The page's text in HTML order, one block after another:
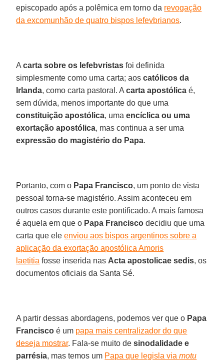
episcopado após a polêmica em torno da revogação
da excomunhão de quatro bispos lefevbrianos.
Acarta sobre os lefebvristas foi definida
simplesmente como uma carta; aoscatólicos da
Irlanda, como carta pastoral. Acarta apostólica é,
sem dúvida, menos importante do que uma
constituição apostólica, umaencíclica ou uma
exortação apostólica, mas continua a ser uma
expressão do magistério do Papa.
Portanto, com o Papa Francisco, um ponto de vista
pessoal torna-se magistério. Assim aconteceu em
outros casos durante este pontificado. A mais famosa
é aquela em que o Papa Francisco decidiu que uma
carta que eleenviou aos bispos argentinos sobre a
aplicação da exortação apostólica Amoris
laetitia fosse inserida nas Acta apostolicae sedis, os
documentos oficiais da Santa Sé.
A partir dessas abordagens, podemos ver que o Papa
Francisco é um papa mais centralizador do que
deseja mostrar. Fala-se muito desinodalidade e
parrésia, mas temos um Papa que legisla viamotu